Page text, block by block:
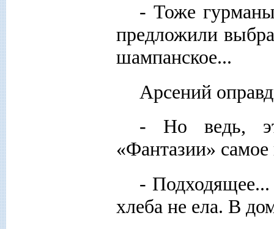
- Тоже
предложили
шампанское...
Арсений
- Но ведь,
«Фантазии»
- Подходящее...
хлеба не ела. В